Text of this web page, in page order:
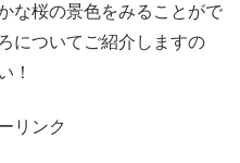
な桜の景色をみることがで
についてご紹介しますの
！
リンク